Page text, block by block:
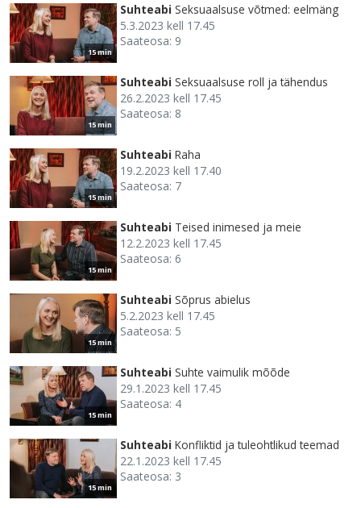
15 min
Suhteabi Seksuaalsuse võtmed: eelmäng
5.3.2023 kell 17.45
Saateosa: 9
15 min
Suhteabi Seksuaalsuse roll ja tähendus
26.2.2023 kell 17.45
Saateosa: 8
15 min
Suhteabi Raha
19.2.2023 kell 17.40
Saateosa: 7
15 min
Suhteabi Teised inimesed ja meie
12.2.2023 kell 17.45
Saateosa: 6
15 min
Suhteabi Sõprus abielus
5.2.2023 kell 17.45
Saateosa: 5
15 min
Suhteabi Suhte vaimulik mõõde
29.1.2023 kell 17.45
Saateosa: 4
15 min
Suhteabi Konfliktid ja tuleohtlikud teemad
22.1.2023 kell 17.45
Saateosa: 3